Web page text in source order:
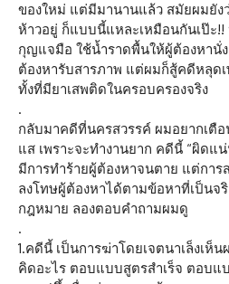
ของใหม่ แต่มีมานานแล้ว สมัยผมยั
ห้าวอยู่ ก็แบบนี้แหละเหมือนกันเป๊ะ
กุญแจมือ ใช้น้ำราดพื้นให้ผู้ต้องหานั่
ต้องหารับสารภาพ แต่ผมก็สู้คดีหลุด
ทั้งที่มียาเสพติดในครอบครองจริง
.
กลับมาคดีที่นครสวรรค์ ผมอยากเตื
แส เพราะจะทำงานยาก คดีนี้ “ผิดแ
มีการทำร้ายผู้ต้องหาจนตาย แต่การ
ลงโทษผู้ต้องหาได้ตามข้อหาที่เป็นจริ
กฎหมาย ลองตอบคำถามผมดู
.
1.คดีนี้ เป็นการฆ่าโดยเจตนาเล็งเห็
คิดอะไร ตอบแบบสูตรสำเร็จ ตอบแ